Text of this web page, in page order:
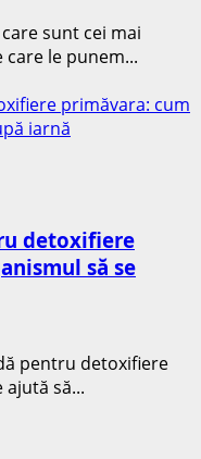
sunt cei mai
le punem...
primăvara: cum
iarnă
detoxifiere
să se
pentru detoxifiere
să...